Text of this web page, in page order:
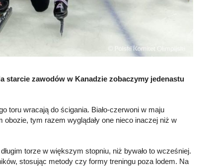
starcie zawodów w Kanadzie zobaczymy jedenastu
toru wracają do ścigania. Biało-czerwoni w maju
tym razem wyglądały one nieco inaczej niż w
torze w większym stopniu, niż bywało to wcześniej.
stosując metody czy formy treningu poza lodem. Na